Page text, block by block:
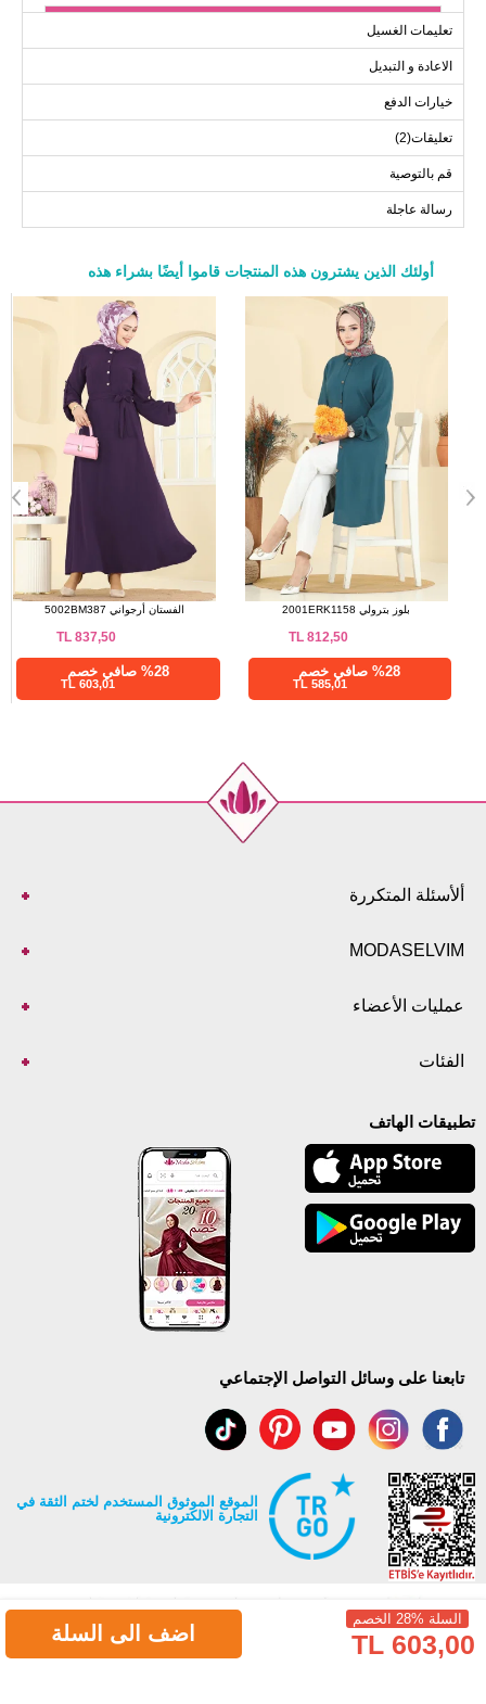
38
96
88
137
40
42
44
46
110
102
137
48
114
106
137
52
120
112
137
تعليمات الغسيل
الاعادة و التبديل
خيارات الدفع
تعليقات(2)
قم بالتوصية
رسالة عاجلة
السلة %28 الخصم
603,00 TL اضف الى السلة
أولئك الذين يشترون هذه المنتجات قاموا أيضًا بشراء هذه
a>
بلوز بترولي 2001ERK1158
812,50
TL
%28 صافي خصم
585,01 TL
بلوز اخضر عفني 304OZN1046
612,50
TL
%28 صافي خصم
441,00 TL
ألأسئلة المتكررة
MODASELVIM
عمليات الأعضاء
الفئات
تطبيقات الهاتف
تابعنا على وسائل التواصل الإجتماعي
الموقع الموثوق المستخدم لختم الثقة في
التجارة الالكترونية
جميع حقوق Modaselvim محفوظة ©2026